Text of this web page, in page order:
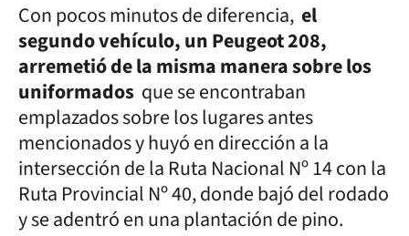
Con pocos minutos de diferencia, el
segundo vehículo, un Peugeot 208,
arremetió de la misma manera sobre los
uniformados que se encontraban
emplazados sobre los lugares antes
mencionados y huyó en dirección a la
intersección de la Ruta Nacional Nº 14 con la
Ruta Provincial Nº 40, donde bajó del rodado
y se adentró en una plantación de pino.